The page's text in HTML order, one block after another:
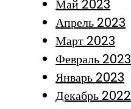
Май 2023
Апрель 2023
Март 2023
Февраль 2023
Январь 2023
Декабрь 2022